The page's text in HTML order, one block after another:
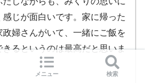
感じが面白いです。家に帰った
政婦さんがいて、一緒にご飯を
きるというのは最高だと思いま
メニュー 検索